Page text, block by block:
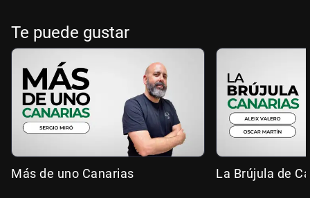
Te puede gustar
Más de uno Canarias La Brújula de